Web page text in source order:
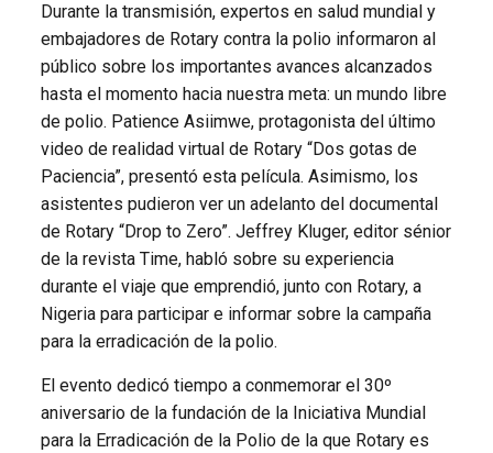
Durante la transmisión, expertos en salud mundial y
embajadores de Rotary contra la polio informaron al
público sobre los importantes avances alcanzados
hasta el momento hacia nuestra meta: un mundo libre
de polio. Patience Asiimwe, protagonista del último
video de realidad virtual de Rotary “Dos gotas de
Paciencia”, presentó esta película. Asimismo, los
asistentes pudieron ver un adelanto del documental
de Rotary “Drop to Zero”. Jeffrey Kluger, editor sénior
de la revista Time, habló sobre su experiencia
durante el viaje que emprendió, junto con Rotary, a
Nigeria para participar e informar sobre la campaña
para la erradicación de la polio.
El evento dedicó tiempo a conmemorar el 30º
aniversario de la fundación de la Iniciativa Mundial
para la Erradicación de la Polio de la que Rotary es